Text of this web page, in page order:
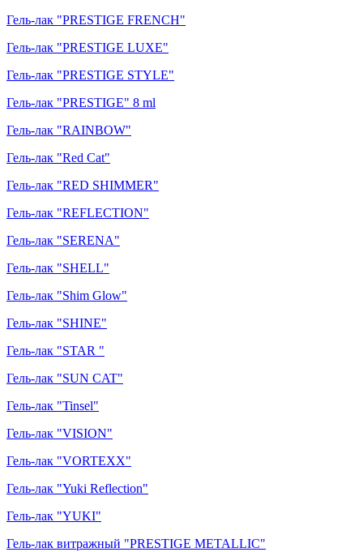
Гель-лак "PRESTIGE FRENCH"
Гель-лак "PRESTIGE LUXE"
Гель-лак "PRESTIGE STYLE"
Гель-лак "PRESTIGE" 8 ml
Гель-лак "RAINBOW"
Гель-лак "Red Cat"
Гель-лак "RED SHIMMER"
Гель-лак "REFLECTION"
Гель-лак "SERENA"
Гель-лак "SHELL"
Гель-лак "Shim Glow"
Гель-лак "SHINE"
Гель-лак "STAR "
Гель-лак "SUN CAT"
Гель-лак "Tinsel"
Гель-лак "VISION"
Гель-лак "VORTEXX"
Гель-лак "Yuki Reflection"
Гель-лак "YUKI"
Гель-лак витражный "PRESTIGE METALLIC"